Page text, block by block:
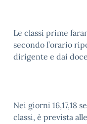
Le classi prime
secondo l’orario
dirigente e dai
Nei giorni 16,17,18
classi, è prevista